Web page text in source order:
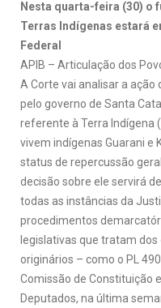
Nesta quarta-feira (30) o
Terras Indígenas estará
Federal
APIB – Articulação dos
A Corte vai analisar a
pelo governo de Santa
referente à Terra Indígena
vivem indígenas Guarani e
status de repercussão
decisão sobre ele servirá
todas as instâncias da
procedimentos
legislativas que tratam
originários – como o PL
Comissão de Constituição
Deputados, na última